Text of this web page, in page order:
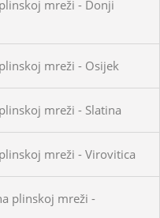
mreži - Donji
mreži - Osijek
mreži - Slatina
mreži - Virovitica
plinskoj mreži -